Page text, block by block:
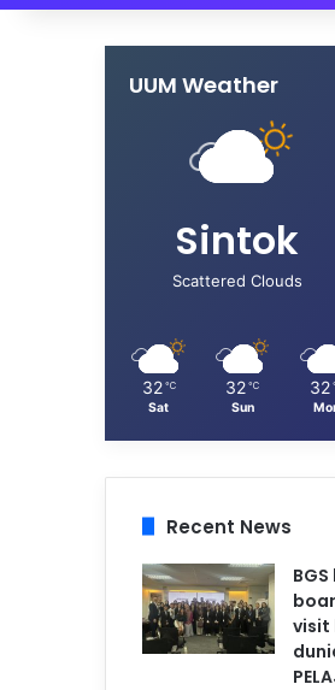
UUM Weather
Sintok
Scattered Clouds
32 ℃
Sat
32 ℃
Sun
32
Recent News
visit